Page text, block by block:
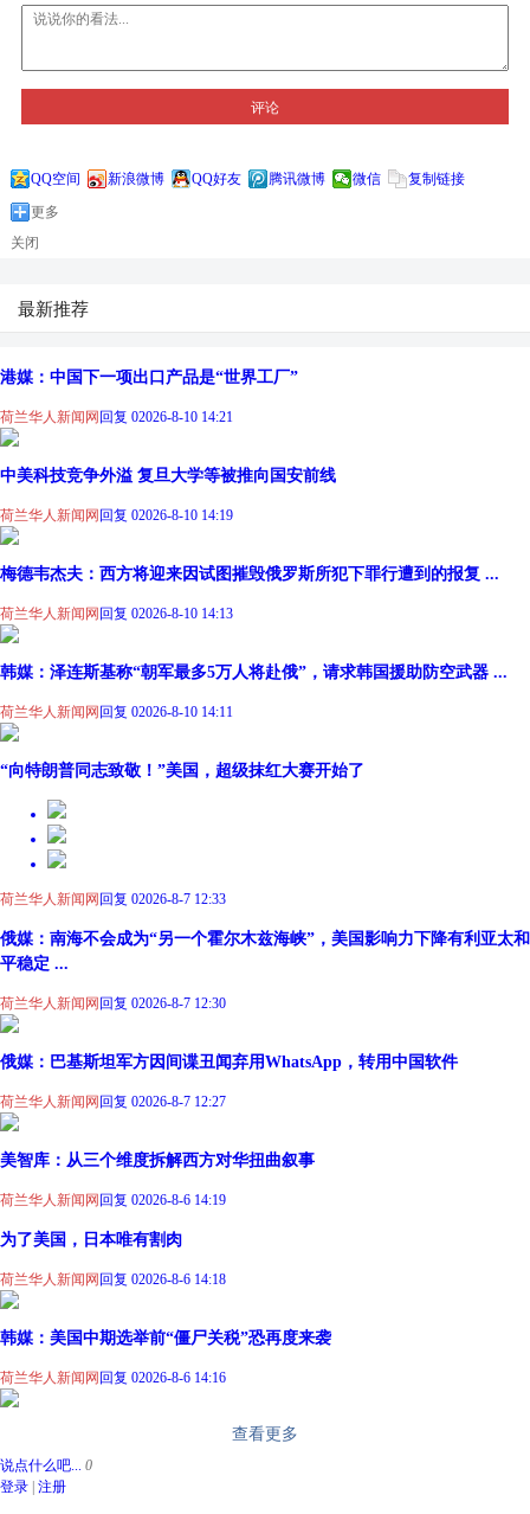
评论
QQ空间 新浪微博 QQ好友 腾讯微博 微信
复制链接
更多
关闭
最新推荐
港媒：中国下一项出口产品是“世界工厂”
荷兰华人新闻网回复 02026-8-10 14:21
中美科技竞争外溢 复旦大学等被推向国安前线
荷兰华人新闻网回复 02026-8-10 14:19
梅德韦杰夫：西方将迎来因试图摧毁俄罗斯所犯下罪行遭到的报复 ...
荷兰华人新闻网 回复 02026-8-10 14:13
韩媒：泽连斯基称“朝军最多5万人将赴俄”，请求韩国援助防空武器 ...
荷兰华人新闻网 回复 02026-8-10 14:11
“向特朗普同志致敬！”美国，超级抹红大赛开始了
荷兰华人新闻网 回复 02026-8-7 12:33
俄媒：南海不会成为“另一个霍尔木兹海峡”，美国影响力下降有利亚太和
平稳定 ...
荷兰华人新闻网 回复 02026-8-7 12:30
俄媒：巴基斯坦军方因间谍丑闻弃用WhatsApp，转用中国软件
荷兰华人新闻网 回复 02026-8-7 12:27
美智库：从三个维度拆解西方对华扭曲叙事
荷兰华人新闻网 回复 02026-8-6 14:19
为了美国，日本唯有割肉
荷兰华人新闻网 回复 02026-8-6 14:18
韩媒：美国中期选举前“僵尸关税”恐再度来袭
荷兰华人新闻网 回复 02026-8-6 14:16
查看更多
说点什么吧... 0
登录 注册